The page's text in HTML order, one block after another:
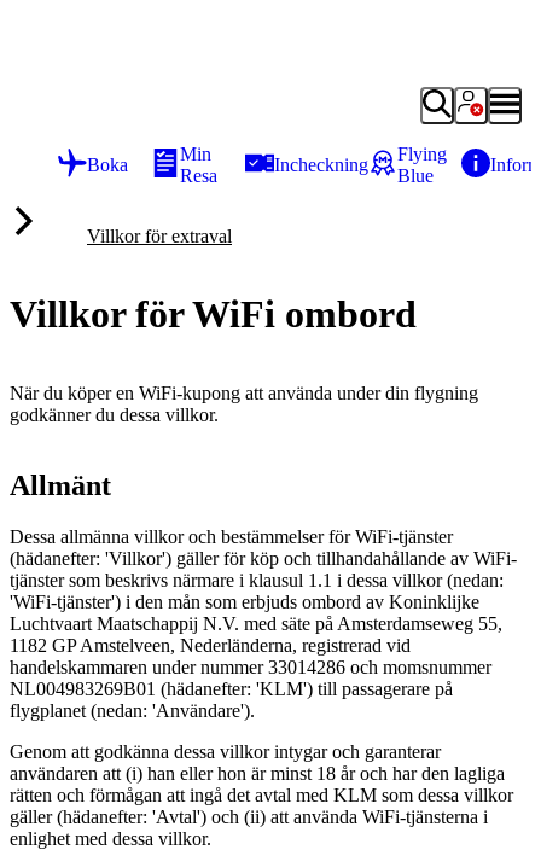
Boka
Min
Resa
Incheckning
Flying
Blue
Villkor för extraval
Villkor för WiFi ombord
När du köper en WiFi-kupong att använda under din flygning
godkänner du dessa villkor.
Allmänt
Dessa allmänna villkor och bestämmelser för WiFi-tjänster
(hädanefter: 'Villkor') gäller för köp och tillhandahållande av WiFi-
tjänster som beskrivs närmare i klausul 1.1 i dessa villkor (nedan:
'WiFi-tjänster') i den mån som erbjuds ombord av Koninklijke
Luchtvaart Maatschappij N.V. med säte på Amsterdamseweg 55,
1182 GP Amstelveen, Nederländerna, registrerad vid
handelskammaren under nummer 33014286 och momsnummer
NL004983269B01 (hädanefter: 'KLM') till passagerare på
flygplanet (nedan: 'Användare').
Genom att godkänna dessa villkor intygar och garanterar
användaren att (i) han eller hon är minst 18 år och har den lagliga
rätten och förmågan att ingå det avtal med KLM som dessa villkor
gäller (hädanefter: 'Avtal') och (ii) att använda WiFi-tjänsterna i
enlighet med dessa villkor.